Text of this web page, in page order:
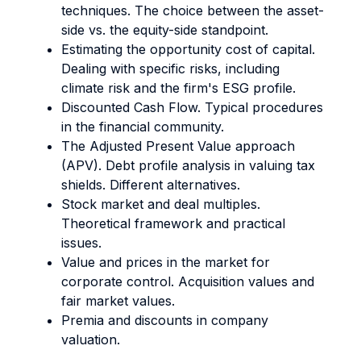
techniques. The choice between the asset-
side vs. the equity-side standpoint.
Estimating the opportunity cost of capital.
Dealing with specific risks, including
climate risk and the firm's ESG profile.
Discounted Cash Flow. Typical procedures
in the financial community.
The Adjusted Present Value approach
(APV). Debt profile analysis in valuing tax
shields. Different alternatives.
Stock market and deal multiples.
Theoretical framework and practical
issues.
Value and prices in the market for
corporate control. Acquisition values and
fair market values.
Premia and discounts in company
valuation.